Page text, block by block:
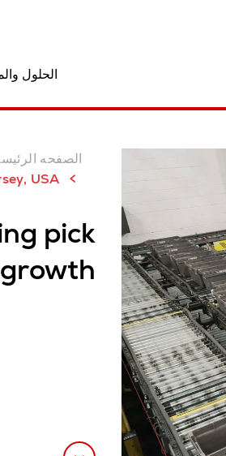
الحلول
الصفحه
New Jersey, USA
pick